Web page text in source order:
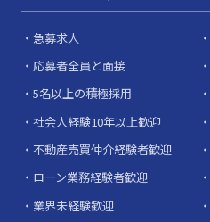
急募求人
応募者全員と面接
5名以上の積極採用
社会人経験10年以上歓迎
不動産売買仲介経験者歓迎
ローン業務経験者歓迎
業界未経験歓迎